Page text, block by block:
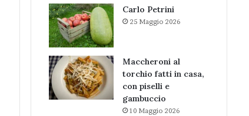
Carlo Petrini
25 Maggio 2026
Maccheroni al
torchio fatti in casa,
con piselli e
gambuccio
10 Maggio 2026